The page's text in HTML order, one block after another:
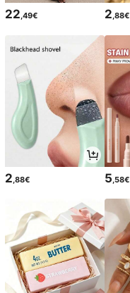
22,49€ 2,88€
2 ,88€ 5 ,58€